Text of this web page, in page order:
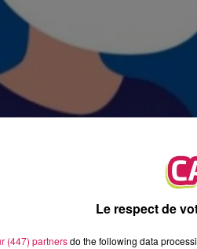
Le respect de
(447) partnersdo the following data